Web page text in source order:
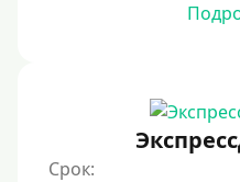
Под высокий процент
Без комиссии
В рассрочку
Срок: